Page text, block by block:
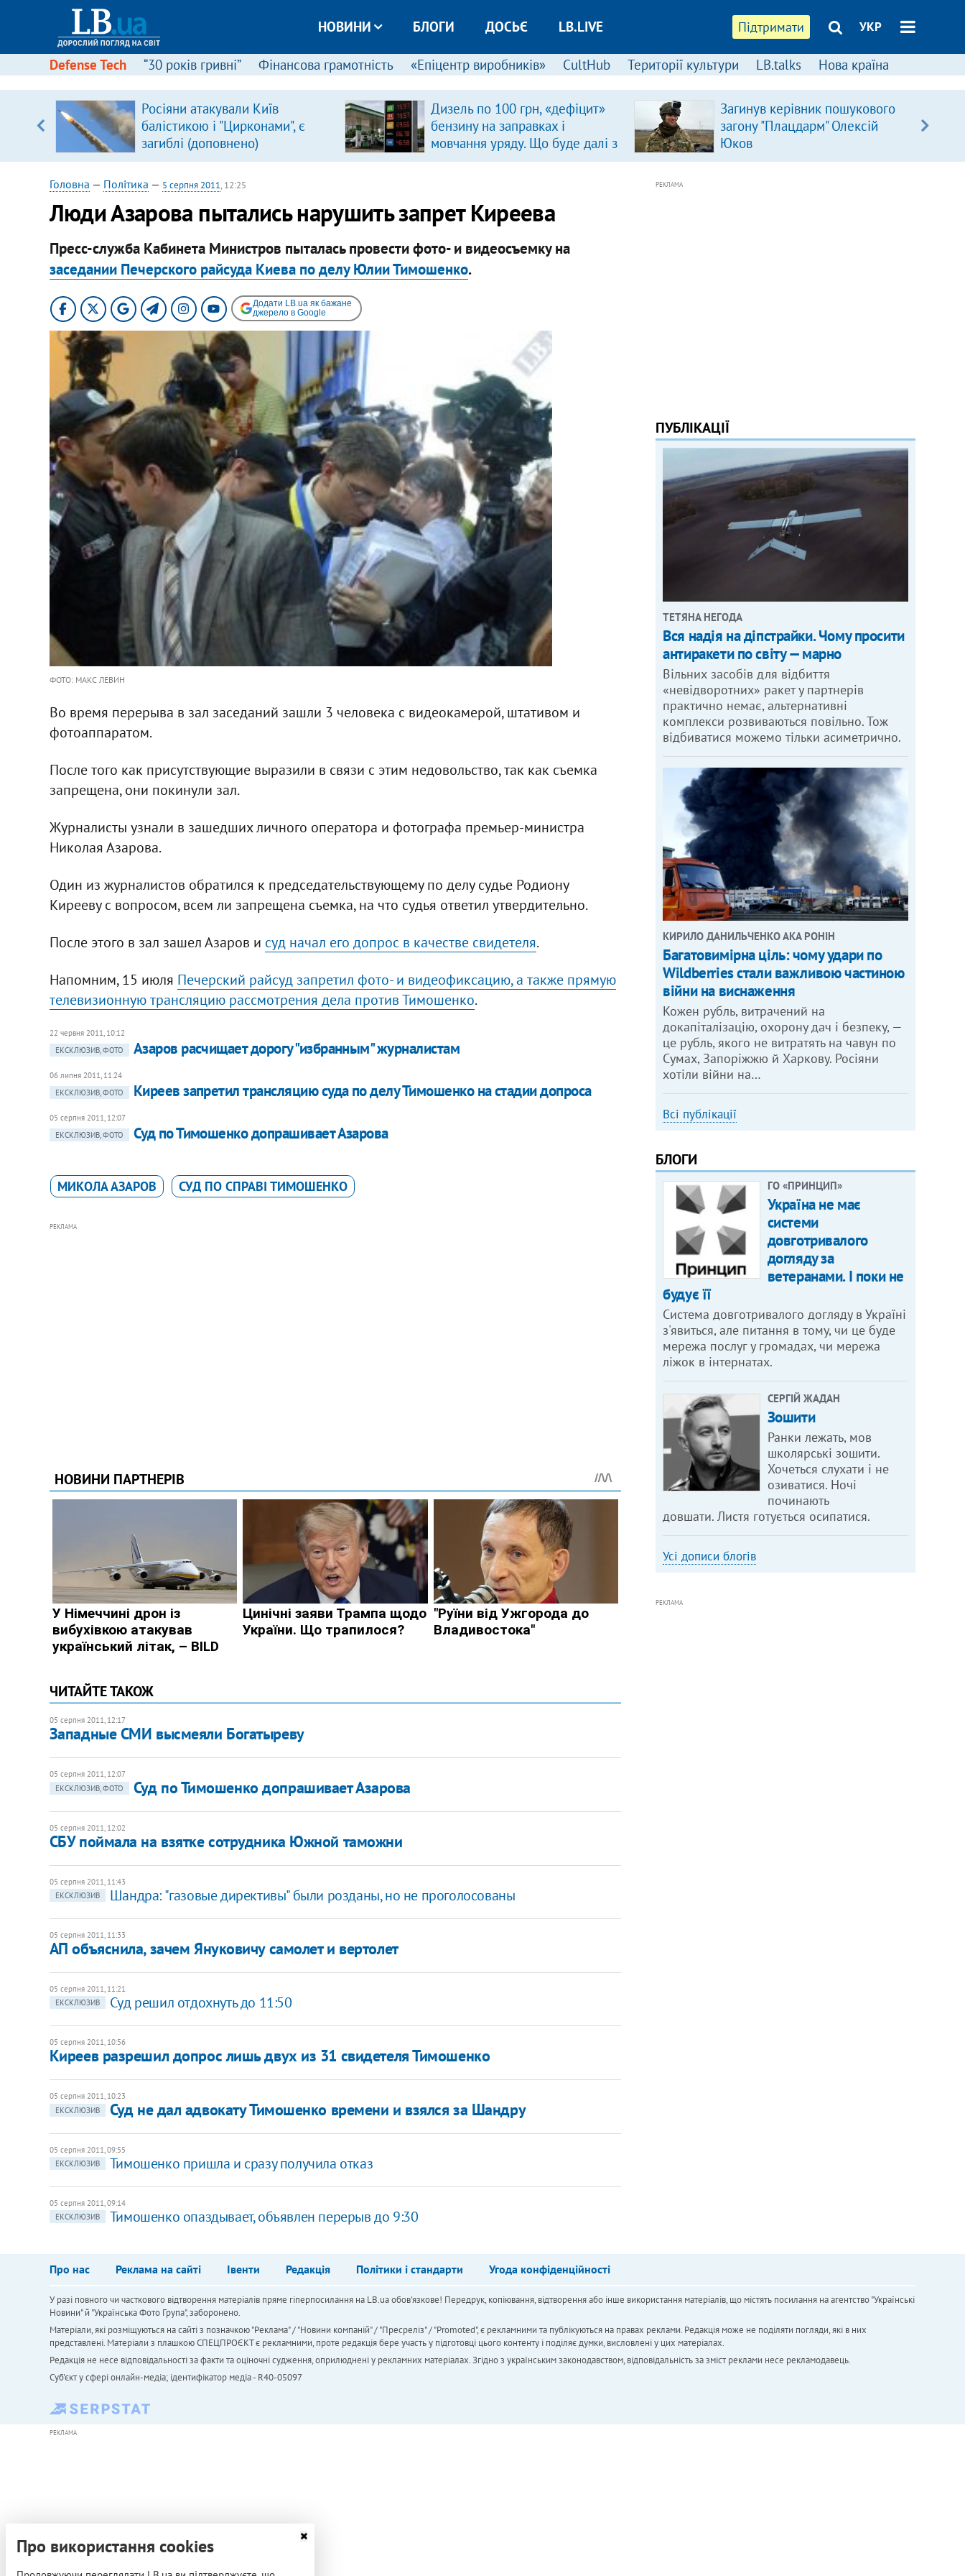
Підтримати УКР
НОВИНИ БЛОГИ ДОСЬЄ LB.LIVE
Defense Tech “30 років гривні” Фінансова грамотність «Епіцентр виробників» CultHub Території культури LB.talks Нова країна
Росіяни атакували Київ
балістикою і "Цирконами", є
загиблі (доповнено)
Дизель по 100 грн, «дефіцит»
бензину на заправках і
мовчання уряду. Що буде далі з
цінами на пальне?
Загинув керівник пошукового
загону "Плацдарм" Олексій
Юков
Головна — Політика — 5 серпня 2011, 12:25
Люди Азарова пытались нарушить запрет Киреева
Пресс-служба Кабинета Министров пыталась провести фото- и видеосъемку на
заседании Печерского райсуда Киева по делу Юлии Тимошенко.
Додати LB.ua як бажане
джерело в Google
ФОТО: МАКС ЛЕВИН
Во время перерыва в зал заседаний зашли 3 человека с видеокамерой, штативом и
фотоаппаратом.
После того как присутствующие выразили в связи с этим недовольство, так как съемка
запрещена, они покинули зал.
Журналисты узнали в зашедших личного оператора и фотографа премьер-министра
Николая Азарова.
Один из журналистов обратился к председательствующему по делу судье Родиону
Кирееву с вопросом, всем ли запрещена съемка, на что судья ответил утвердительно.
После этого в зал зашел Азаров и суд начал его допрос в качестве свидетеля.
Напомним, 15 июля Печерский райсуд запретил фото- и видеофиксацию, а также прямую
телевизионную трансляцию рассмотрения дела против Тимошенко.
22 червня 2011, 10:12
ЕКСКЛЮЗИВ, ФОТО
Азаров расчищает дорогу "избранным" журналистам
06 липня 2011, 11:24
ЕКСКЛЮЗИВ, ФОТО
Киреев запретил трансляцию суда по делу Тимошенко на стадии допроса
05 серпня 2011, 12:07
ЕКСКЛЮЗИВ, ФОТО
Суд по Тимошенко допрашивает Азарова
МИКОЛА АЗАРОВ СУД ПО СПРАВІ ТИМОШЕНКО
РЕКЛАМА
ЧИТАЙТЕ ТАКОЖ
05 серпня 2011, 12:17
Западные СМИ высмеяли Богатыреву
05 серпня 2011, 12:07
ЕКСКЛЮЗИВ, ФОТО
Суд по Тимошенко допрашивает Азарова
05 серпня 2011, 12:02
СБУ поймала на взятке сотрудника Южной таможни
05 серпня 2011, 11:43
ЕКСКЛЮЗИВ
Шандра: "газовые директивы" были розданы, но не проголосованы
05 серпня 2011, 11:33
АП объяснила, зачем Януковичу самолет и вертолет
05 серпня 2011, 11:21
ЕКСКЛЮЗИВ
Суд решил отдохнуть до 11:50
05 серпня 2011, 10:56
Киреев разрешил допрос лишь двух из 31 свидетеля Тимошенко
05 серпня 2011, 10:23
ЕКСКЛЮЗИВ
Суд не дал адвокату Тимошенко времени и взялся за Шандру
05 серпня 2011, 09:55
ЕКСКЛЮЗИВ
Тимошенко пришла и сразу получила отказ
05 серпня 2011, 09:14
ЕКСКЛЮЗИВ
Тимошенко опаздывает, объявлен перерыв до 9:30
РЕКЛАМА
ПУБЛІКАЦІЇ
ТЕТЯНА НЕГОДА
Вся надія на діпстрайки. Чому просити
антиракети по світу — марно
Вільних засобів для відбиття
«невідворотних» ракет у партнерів
практично немає, альтернативні
комплекси розвиваються повільно. Тож
відбиватися можемо тільки асиметрично.
КИРИЛО ДАНИЛЬЧЕНКО АКА РОНІН
Багатовимірна ціль: чому удари по
Wildberries стали важливою частиною
війни на виснаження
Кожен рубль, витрачений на
докапіталізацію, охорону дач і безпеку, —
це рубль, якого не витратять на чавун по
Сумах, Запоріжжю й Харкову. Росіяни
хотіли війни на…
Всі публікації
БЛОГИ
ГО «ПРИНЦИП»
Україна не має
системи
довготривалого
догляду за
ветеранами. І поки не
будує її
Система довготривалого догляду в Україні
з'явиться, але питання в тому, чи це буде
мережа послуг у громадах, чи мережа
ліжок в інтернатах.
СЕРГІЙ ЖАДАН
Зошити
Ранки лежать, мов
школярські зошити.
Хочеться слухати і не
озиватися. Ночі
починають
довшати. Листя готується осипатися.
Усі дописи блогів
РЕКЛАМА
Про нас Реклама на сайті Івенти Редакція Політики і стандарти Угода конфіденційності
У разі повного чи часткового відтворення матеріалів пряме гіперпосилання на LB.ua обов'язкове! Передрук, копіювання, відтворення або інше використання матеріалів, що містять посилання на агентство "Українськi
Новини" й "Українська Фото Група", заборонено.
Матеріали, які розміщуються на сайті з позначкою "Реклама" / "Новини компаній" / "Пресреліз" / "Promoted", є рекламними та публікуються на правах реклами. Редакція може не поділяти погляди, які в них
представлені. Матеріали з плашкою СПЕЦПРОЄКТ є рекламними, проте редакція бере участь у підготовці цього контенту і поділяє думки, висловлені у цих матеріалах.
Редакція не несе відповідальності за факти та оціночні судження, оприлюднені у рекламних матеріалах. Згідно з українським законодавством, відповідальність за зміст реклами несе рекламодавець.
Cуб'єкт у сфері онлайн-медіа; ідентифікатор медіа - R40-05097
РЕКЛАМА
Про використання cookies